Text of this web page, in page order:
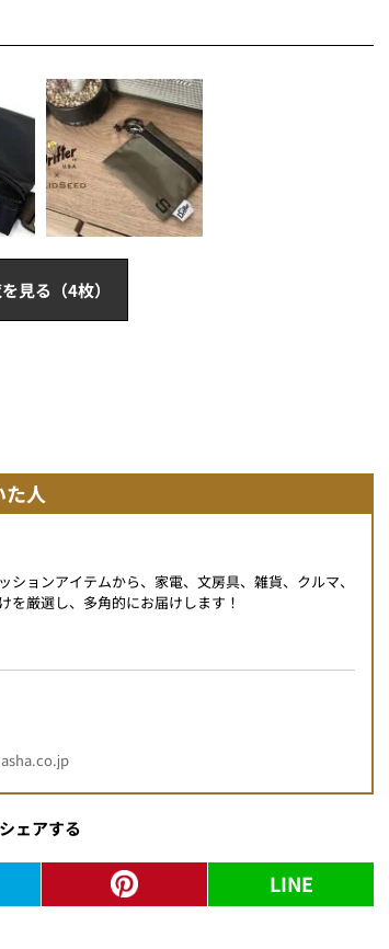
見る（4枚）
人
ョンアイテムから、家電、文房具、雑貨、クルマ、
を厳選し、多角的にお届けします！
ェアする
LINE